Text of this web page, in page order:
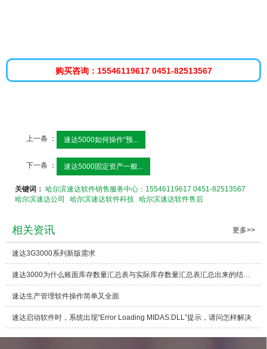
购买咨询：15546119617 0451-82513567
上一条 ： 速达5000如何操作“预...
下一条 ： 速达5000固定资产一般...
关键词： 哈尔滨速达软件销售服务中心：15546119617 0451-82513567
哈尔滨速达公司
哈尔滨速达软件科技 哈尔滨速达软件售后
相关资讯 更多>>
速达3G3000系列新版需求
速达3000为什么账面库存数量汇总表与实际库存数量汇总表汇总出来的结存数量不一致
速达生产管理软件操作简单又全面
速达启动软件时，系统出现“Error Loading MIDAS.DLL”提示，请问怎样解决